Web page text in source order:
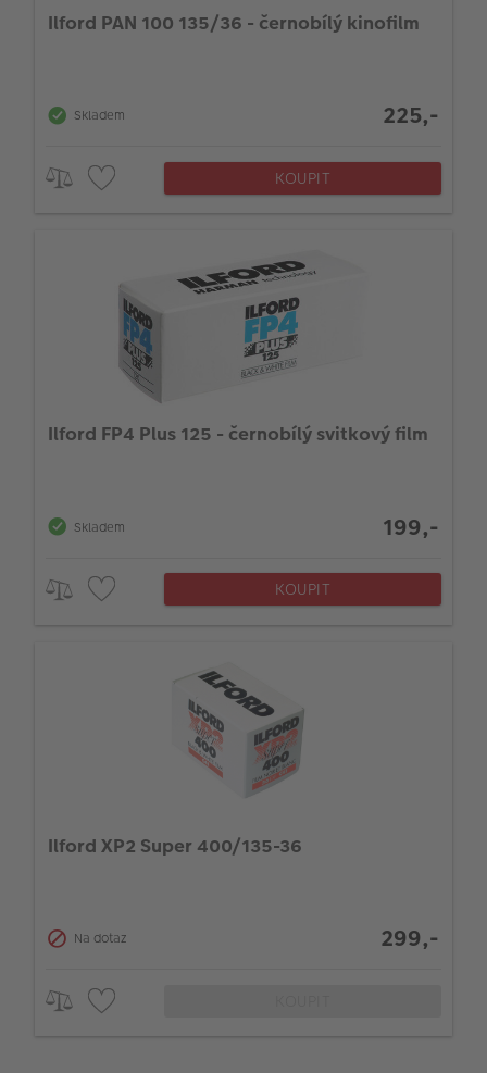
Ilford PAN 100 135/36 - černobílý kinofilm
Skladem 225,-
KOUPIT
Ilford FP4 Plus 125 - černobílý svitkový film
Skladem 199,-
KOUPIT
Ilford XP2 Super 400/135-36
Na dotaz 299,-